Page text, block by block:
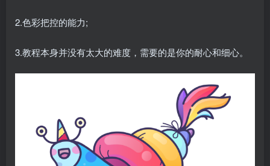
2.色彩把控的能力;
3.教程本身并没有太大的难度，需要的是你的耐心和细心。